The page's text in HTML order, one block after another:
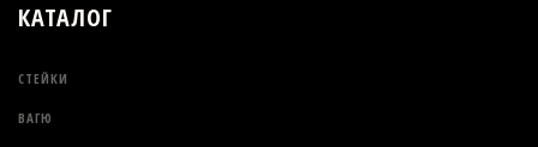
КАТАЛОГ
СТЕЙКИ
ВАГЮ